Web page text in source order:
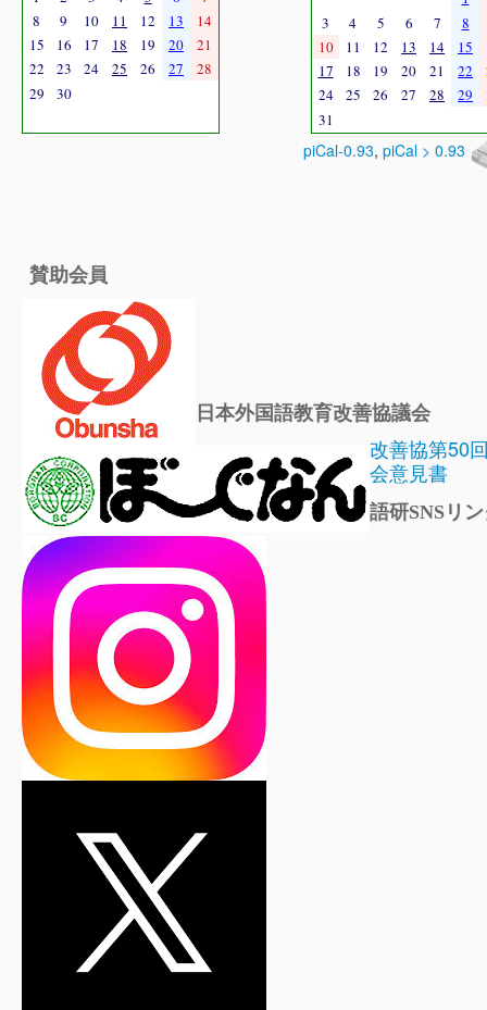
8
9 10 11 12 13
14
15
16 17 18 19 20
21
22
23 24 25 26 27
28
29
30
3
4 5 6 7
8
10
11 12 13 14 15
17
18 19 20 21 22
24
25 26 27 28 29
31
piCal-0.93, piCal > 0.93
賛助会員
日本外国語教育改善協議会
改善協第50
会意見書
語研SNSリ